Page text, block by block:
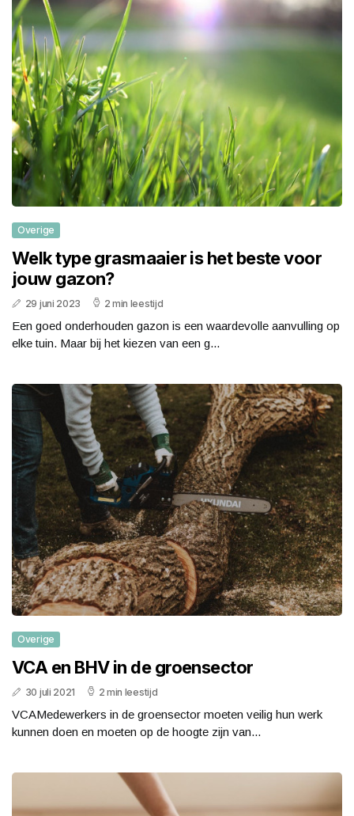
Overige
Welk type grasmaaier is het beste voor
jouw gazon?
29 juni 2023 2 min leestijd
Een goed onderhouden gazon is een waardevolle aanvulling op
elke tuin. Maar bij het kiezen van een g...
Overige
VCA en BHV in de groensector
30 juli 2021 2 min leestijd
VCAMedewerkers in de groensector moeten veilig hun werk
kunnen doen en moeten op de hoogte zijn van...